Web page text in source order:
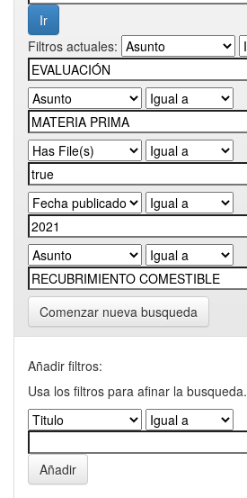
Filtros actuales:
Comenzar nueva busqueda
Añadir filtros:
Usa los filtros para afinar la busqueda.